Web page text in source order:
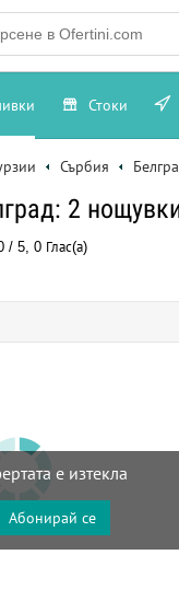
Стоки
Сърбия
2
/ 5, 0 Глас(а)
е изтекла
Абонирай се